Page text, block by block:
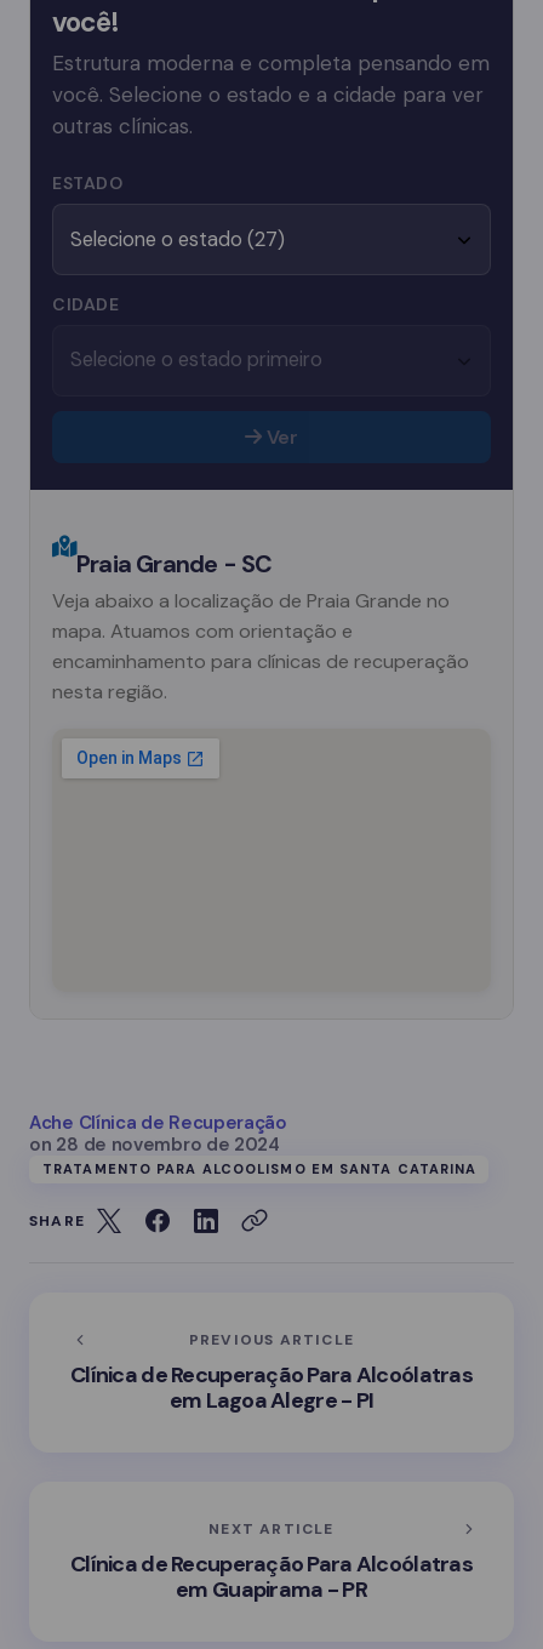
você!
Estrutura moderna e completa pensando em
você. Selecione o estado e a cidade para ver
outras clínicas.
ESTADO
CIDADE
Ver
Praia Grande - SC
Veja abaixo a localização de Praia Grande no
mapa. Atuamos com orientação e
encaminhamento para clínicas de recuperação
nesta região.
Ache Clínica de Recuperação
on 28 de novembro de 2024
TRATAMENTO PARA ALCOOLISMO EM SANTA CATARINA
SHARE
PREVIOUS ARTICLE
Clínica de Recuperação Para Alcoólatras
em Lagoa Alegre - PI
NEXT ARTICLE
Clínica de Recuperação Para Alcoólatras
em Guapirama - PR